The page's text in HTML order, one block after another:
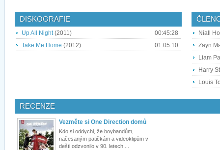
DISKOGRAFIE
Up All Night(2011)
00:45:28
Take Me Home (2012) 01:05:10
Niall
Zayn
Liam
Harry
Louis
RECENZE
Vezměte si One Direction domů
Kdo si oddychl, že boybandům,
načesaným patičkám a videoklipům v
dešti odzvonilo v 90. letech,...